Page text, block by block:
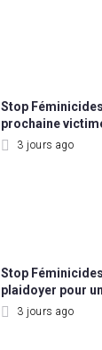
Stop
prochaine
3 jours ago
Stop
plaidoyer pour
3 jours ago